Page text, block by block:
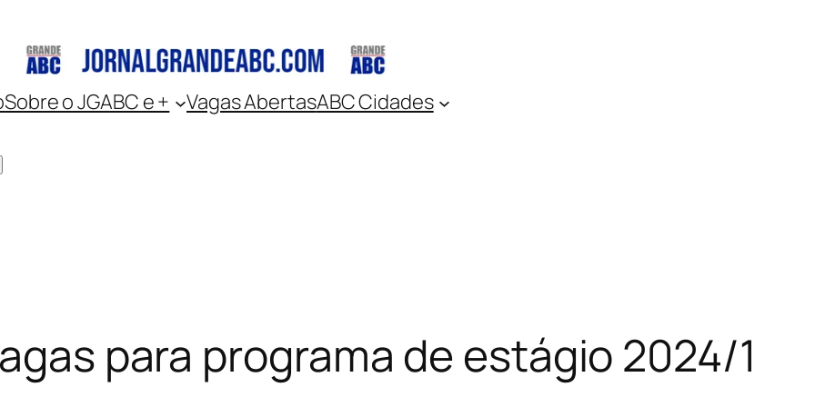
Sobre o JGABC e + Vagas AbertasABC Cidades
para programa de estágio 2024/1